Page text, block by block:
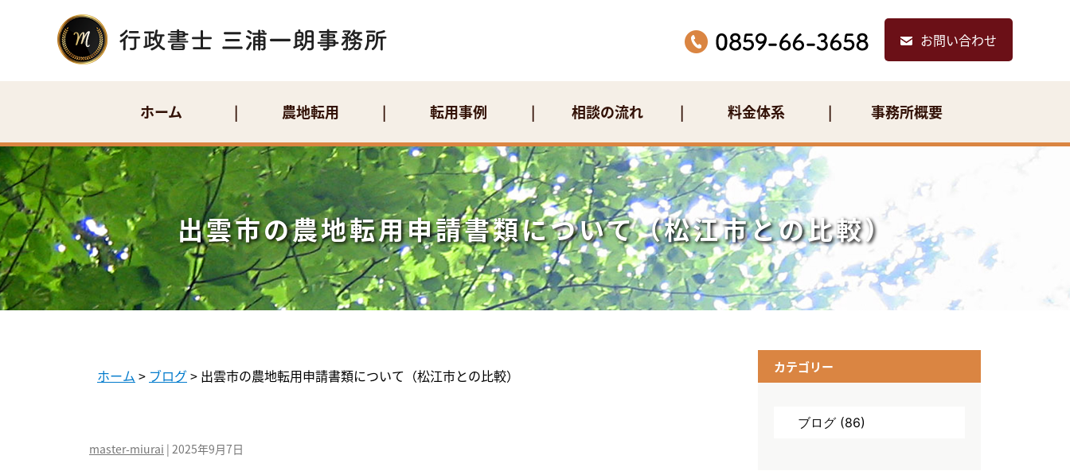
お問い合わせ
ホーム 農地転用 転用事例 相談の流れ 料金体系 事務所概要
出雲市の農地転用申請書類について（松江市との比較）
ホーム > ブログ> 出雲市の農地転用申請書類について（松江市との比較）
master-miurai | 2025年9月7日
カテゴリー
ブログ (86)